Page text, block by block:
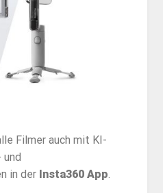
Filmer auch mit KI-
in der Insta360 App.